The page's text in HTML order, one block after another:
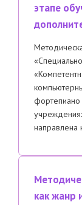
этапе
фортепиано
направлена
как жанр